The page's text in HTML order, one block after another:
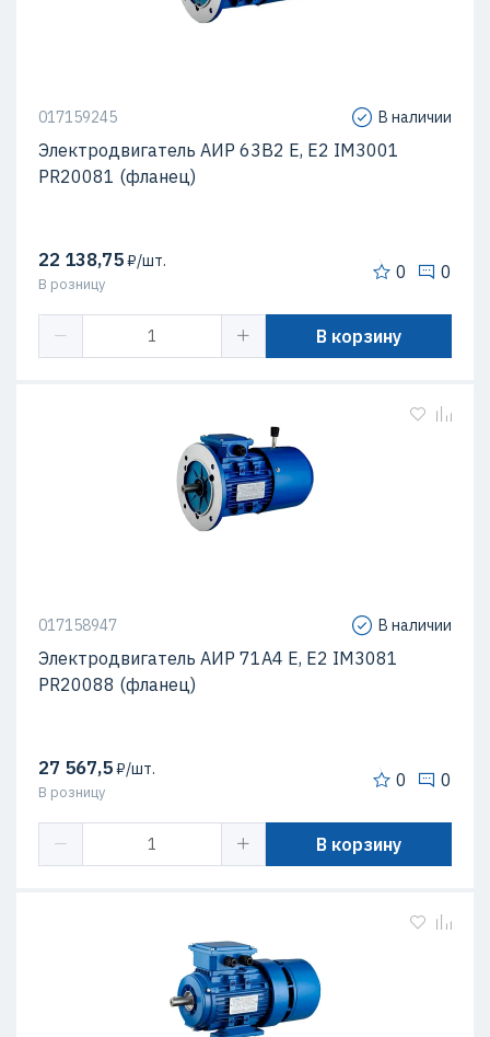
017159245 В наличии
Электродвигатель АИР 63В2 Е, Е2 IM3001
PR20081 (фланец)
22 138,75₽/шт.
В розницу
0 0
В корзину
017158947 В наличии
Электродвигатель АИР 71А4 Е, Е2 IM3081
PR20088 (фланец)
27 567,5₽/шт.
В розницу
0 0
В корзину